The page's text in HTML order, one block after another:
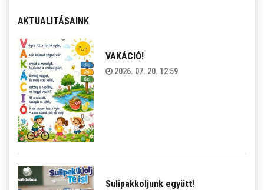
AKTUALITÁSAINK
VAKÁCIÓ!
2026. 07. 20. 12:59
Sulipakkoljunk együtt!